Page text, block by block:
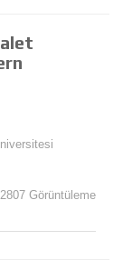
2807 Görüntüleme